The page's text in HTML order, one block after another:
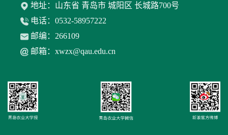
地址：山东省 青岛市 城阳区 长城路700号
电话：0532-58957222
邮编：266109
邮箱：xwzx@qau.edu.cn